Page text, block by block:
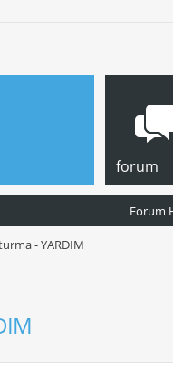
forum
Forum
- YARDIM